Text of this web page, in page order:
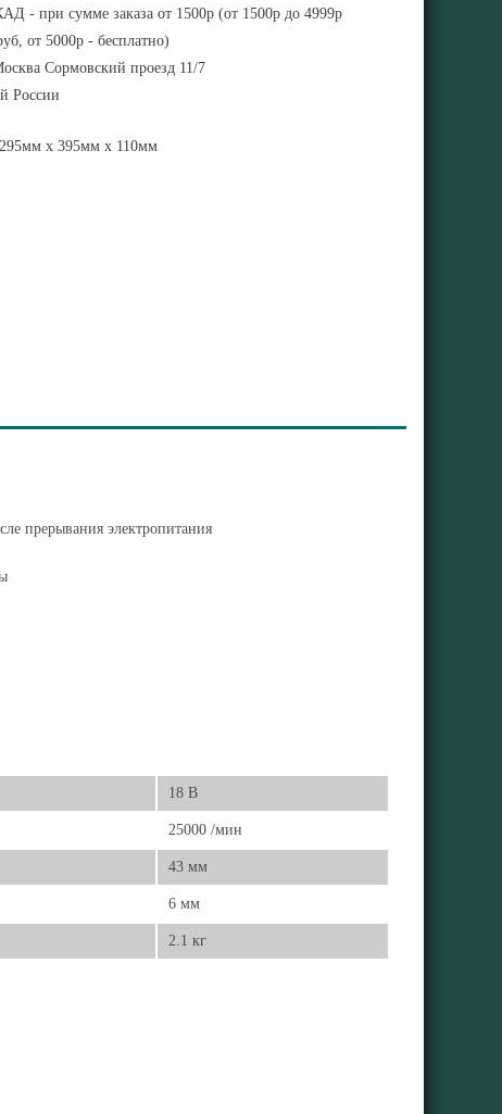
- при сумме заказа от 1500р (от 1500р до 4999р
от 5000р - бесплатно)
Сормовский проезд 11/7
России
295мм x 395мм x 110мм
прерывания электропитания
18 В
25000 /мин
43 мм
6 мм
2.1 кг